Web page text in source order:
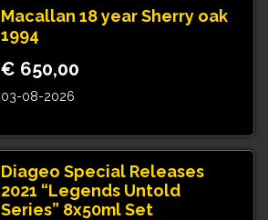
Macallan 18 year Sherry oak
1994
€ 650,00
03-08-2026
Diageo Special Releases
2021 “Legends Untold
Series” 8x50ml Set